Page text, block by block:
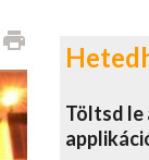
print
Töltsd le